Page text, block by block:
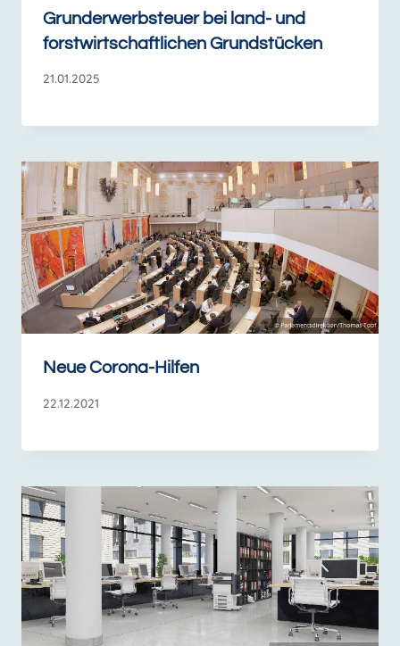
Grunderwerbsteuer bei land- und
forstwirtschaftlichen Grundstücken
21.01.2025
Neue Corona-Hilfen
22.12.2021